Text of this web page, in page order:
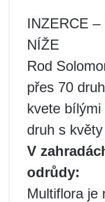
INZERCE
NÍŽE
Rod
přes 70
kvete bílými
druh s
V
odrůdy:
Multiflora je